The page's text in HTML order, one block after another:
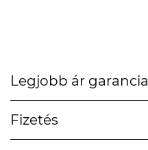
Legjobb ár garancia
Fizetés